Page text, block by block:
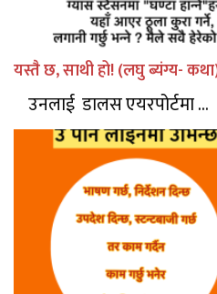
यस्तै छ, साथी हो! (लघु ब्यंग्य-
उनलाई डालस एयरपोर्टमा ...